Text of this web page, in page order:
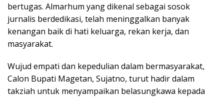
bertugas. Almarhum yang dikenal sebagai sosok
jurnalis berdedikasi, telah meninggalkan banyak
kenangan baik di hati keluarga, rekan kerja, dan
masyarakat.
Wujud empati dan kepedulian dalam bermasyarakat,
Calon Bupati Magetan, Sujatno, turut hadir dalam
takziah untuk menyampaikan belasungkawa kepada